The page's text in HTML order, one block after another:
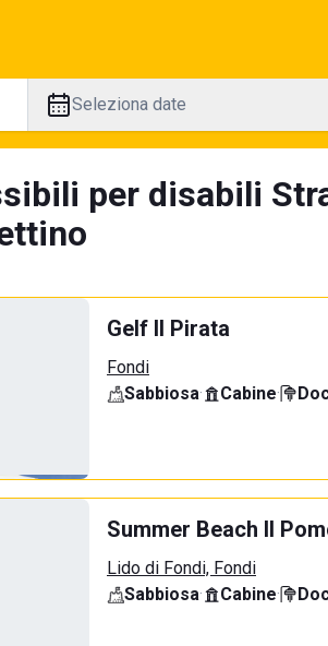
Seleziona date
per disabili
Gelf Il Pirata
Fondi
Sabbiosa· Cabine·
Summer Beach Il
Lido di Fondi, Fondi
Sabbiosa· Cabine·